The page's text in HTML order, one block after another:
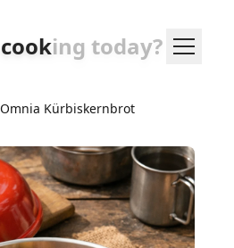
ing today?
Omnia Kürbiskernbrot